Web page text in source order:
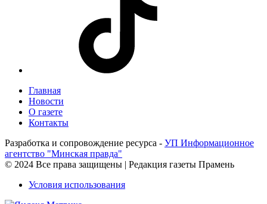
Главная
Новости
О газете
Контакты
Разработка и сопровождение ресурса - УП Информационное
агентство "Минская правда"
© 2024 Все права защищены | Редакция газеты Прамень
Условия использования